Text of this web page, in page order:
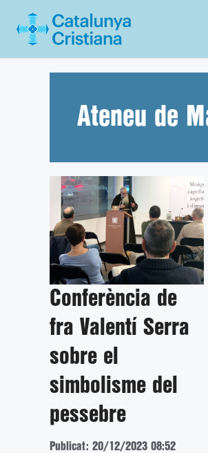
Ateneu de
Conferència de
fra Valentí Serra
sobre el
simbolisme del
pessebre
Publicat: 20/12/2023 08:52